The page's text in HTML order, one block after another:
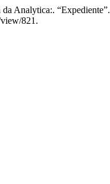
Analytica:. “Expediente”.
821.